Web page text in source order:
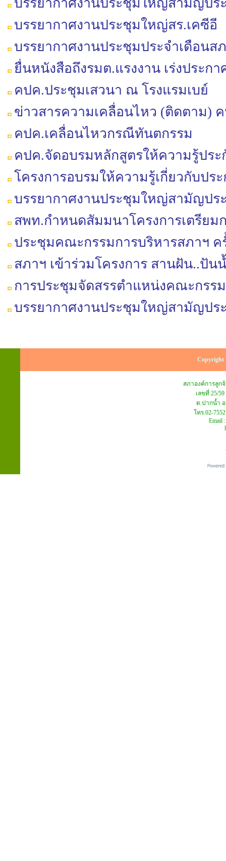
บรรยากาศงานประชุมใหญ่สามัญปร
บรรยากาศงานประชุมใหญ่สร.เคซีอี
บรรยากาศงานประชุมประจำเดือนส
ยื่นหนังสือถึงรมต.แรงงาน เร่งประก
คปค.ประชุมเสวนา ณ โรงแรมเบย์
ข่าวสารความเคลื่อนไหว (ติดตาม)
คปค.เคลื่อนไหวกรณีทันตกรรม
คปค.จัดอบรมหลักสูตรให้ความรู้ปร
โครงการอบรมให้ความรู้เกี่ยวกับปร
บรรยากาศงานประชุมใหญ่สามัญปร
สพท.กำหนดสัมมนาโครงการเตรียม
ประชุมคณะกรรมการบริหารสภาฯ ค
สภาฯ เข้าร่วมโครงการ สานฝัน..ปัน
การประชุมจัดสรรตำแหน่งคณะกรร
บรรยากาศงานประชุมใหญ่สามัญปร
Copyright
สภาองค์การลูก
เลขที่ 25/
ต.ปากน้ำ อ
โทร.02-
Email